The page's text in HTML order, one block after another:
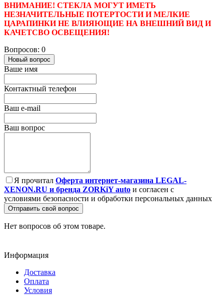
ВНИМАНИЕ! СТЕКЛА МОГУТ ИМЕТЬ
НЕЗНАЧИТЕЛЬНЫЕ ПОТЕРТОСТИ И МЕЛКИЕ
ЦАРАПИНКИ НЕ ВЛИЯЮЩИЕ НА ВНЕШНИЙ ВИД И
КАЧЕТСВО ОСВЕЩЕНИЯ!
Вопросов: 0
Новый вопрос
Ваше имя
Контактный телефон
Ваш e-mail
Ваш вопрос
Я прочитал Оферта интернет-магазина LEGAL-
XENON.RU и бренда ZORKiY auto и согласен с
условиями безопасности и обработки персональных данных
Отправить свой вопрос
Нет вопросов об этом товаре.
Информация
Доставка
Оплата
Условия